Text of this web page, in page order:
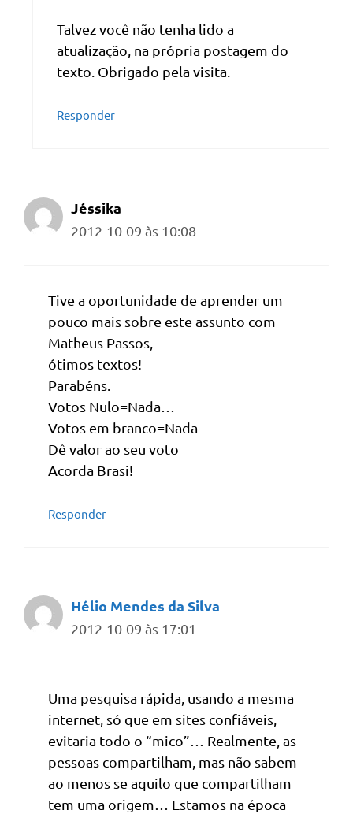
Talvez você não tenha lido a
atualização, na própria postagem do
texto. Obrigado pela visita.
Responder
Jéssika
2012-10-09 às 10:08
Tive a oportunidade de aprender um
pouco mais sobre este assunto com
Matheus Passos,
ótimos textos!
Parabéns.
Votos Nulo=Nada…
Votos em branco=Nada
Dê valor ao seu voto
Acorda Brasi!
Responder
Hélio Mendes da Silva
2012-10-09 às 17:01
Uma pesquisa rápida, usando a mesma
internet, só que em sites confiáveis,
evitaria todo o “mico”… Realmente, as
pessoas compartilham, mas não sabem
ao menos se aquilo que compartilham
tem uma origem… Estamos na época